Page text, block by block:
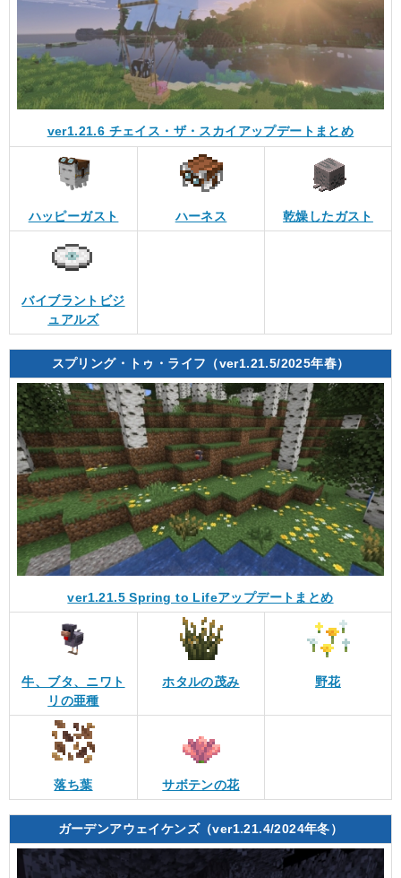
ver1.21.6 チェイス・ザ・スカイアップデートまとめ
ハッピーガスト ハーネス 乾燥したガスト
バイブラントビジ
ュアルズ
スプリング・トゥ・ライフ（ver1.21.5/2025年春）
ver1.21.5 Spring to Lifeアップデートまとめ
牛、ブタ、ニワト
リの亜種
ホタルの茂み 野花
落ち葉 サボテンの花
ガーデンアウェイケンズ（ver1.21.4/2024年冬）